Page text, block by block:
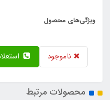
ویژگی‌های محصول
ناموجود
محصولات مرتبط